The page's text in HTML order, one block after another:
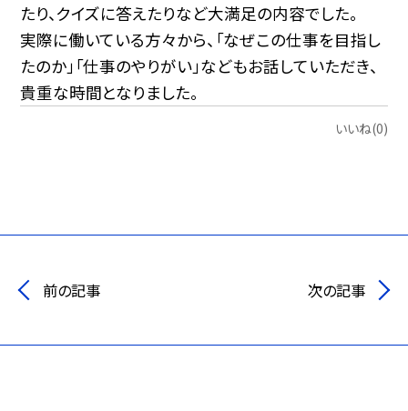
たり、クイズに答えたりなど大満足の内容でした。
実際に働いている方々から、「なぜこの仕事を目指し
たのか」「仕事のやりがい」などもお話していただき、
貴重な時間となりました。
いいね(0)
前の記事 次の記事